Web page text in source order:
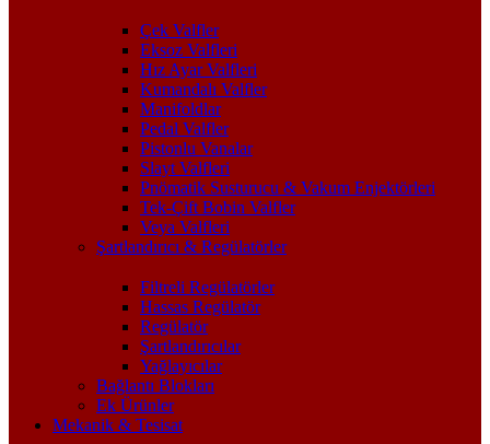
Çek Valfler
Eksoz Valfleri
Hız Ayar Valfleri
Kumandalı Valfler
Manifoldlar
Pedal Valfler
Pistonlu Vanalar
Slayt Valfleri
Pnömatik Susturucu & Vakum Enjektörleri
Tek-Çift Bobin Valfler
Veya Valfleri
Şartlandırıcı & Regülatörler
Filtreli Regülatörler
Hassas Regülatör
Regülatör
Şartlandırıcılar
Yağlayıcılar
Bağlantı Blokları
Ek Ürünler
Mekanik & Tesisat